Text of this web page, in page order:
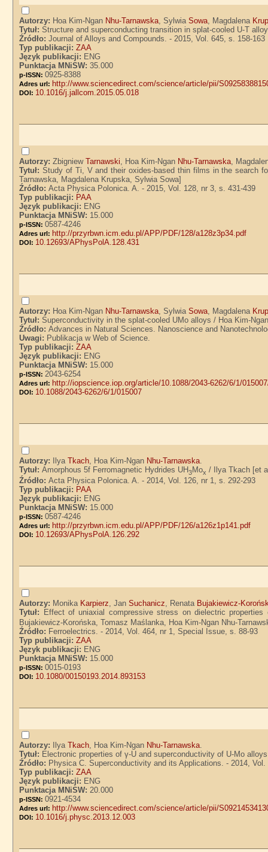
Autorzy: Hoa Kim-Ngan Nhu-Tarnawska , SylwiaSowa , Magdalena
Tytuł:Structure and superconducting transition in splat-cooled U-T
Źródło:Journal of Alloys and Compounds. - 2015, Vol. 645, s. 158-163
Typ publikacji:ZAA
Język publikacji: ENG
Punktacja MNiSW:35.000
p-ISSN:0925-8388
Adres url: http://www.sciencedirect.com/science/article/pii/
DOI: 10.1016/j.jallcom.2015.05.018
Autorzy:ZbigniewTarnawski , Hoa Kim-Ngan Nhu-Tarnawska ,
Tytuł:Study of Ti, V and their oxides-based thin films in the search
Tarnawska, Magdalena Krupska, Sylwia Sowa]
Źródło:Acta Physica Polonica. A. - 2015, Vol. 128, nr 3, s. 431-439
Typ publikacji: PAA
Język publikacji: ENG
Punktacja MNiSW: 15.000
p-ISSN:0587-4246
Adres url: http://przyrbwn.icm.edu.pl/APP/PDF/128/a128z3p34.pdf
DOI: 10.12693/APhysPolA.128.431
Autorzy: Hoa Kim-Ngan Nhu-Tarnawska , SylwiaSowa , Magdalena
Tytuł:Superconductivity in the splat-cooled UMo alloys / Hoa Kim-
Źródło:Advances in Natural Sciences. Nanoscience and
Uwagi: Publikacja w Web of Science.
Typ publikacji:ZAA
Język publikacji: ENG
Punktacja MNiSW: 15.000
p-ISSN: 2043-6254
Adres url: http://iopscience.iop.org/article/10.1088/2043-6262/6/1/
DOI: 10.1088/2043-6262/6/1/015007
Autorzy: IlyaTkach , Hoa Kim-Ngan Nhu-Tarnawska
Tytuł:Amorphous 5f Ferromagnetic Hydrides UH3Mox / Ilya Tkach [et
Źródło:Acta Physica Polonica. A. - 2014, Vol. 126, nr 1, s. 292-293
Typ publikacji: PAA
Język publikacji: ENG
Punktacja MNiSW: 15.000
p-ISSN:0587-4246
Adres url: http://przyrbwn.icm.edu.pl/APP/PDF/126/a126z1p141.pdf
DOI: 10.12693/APhysPolA.126.292
Autorzy: Monika Karpierz , JanSuchanicz , Renata Bujakiewicz-
Tytuł: Effect of uniaxial compressive stress on dielectric properties
Bujakiewicz-Korońska, Tomasz Maślanka, Hoa Kim-Ngan Nhu-
Źródło: Ferroelectrics. - 2014, Vol. 464, nr 1, Special Issue, s. 88-93
Typ publikacji:ZAA
Język publikacji: ENG
Punktacja MNiSW: 15.000
p-ISSN:0015-0193
DOI: 10.1080/00150193.2014.893153
Autorzy: IlyaTkach, Hoa Kim-Ngan Nhu-Tarnawska.
Tytuł: Electronic properties of γ-U and superconductivity of U-Mo
Źródło: Physica C. Superconductivity and its Applications. - 2014,
Typ publikacji:ZAA
Język publikacji: ENG
Punktacja MNiSW:20.000
p-ISSN:0921-4534
Adres url: http://www.sciencedirect.com/science/article/pii/
DOI: 10.1016/j.physc.2013.12.003